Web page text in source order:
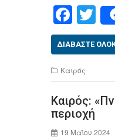
F
a
c
e
b
o
o
T
wi
tt
ΔΙΑΒΆΣΤΕ
Καιρός
Καιρός:
περιοχή
19 Μαΐου 2024